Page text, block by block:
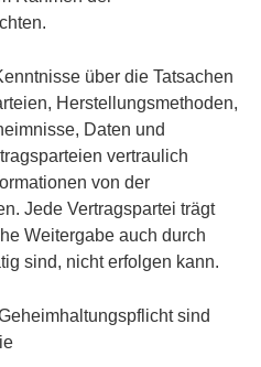
über die Tatsachen
Herstellungsmethoden,
Daten und
vertraulich
von der
Jede Vertragspartei trägt
Weitergabe auch durch
sind, nicht erfolgen kann.
sind